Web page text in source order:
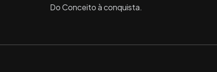
Do Conceito à conquista.